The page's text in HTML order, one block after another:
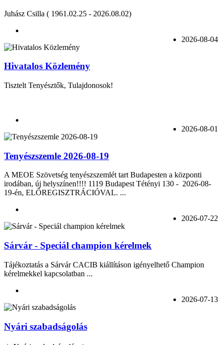
Juhász Csilla ( 1961.02.25 - 2026.08.02)
2026-08-04
Hivatalos Közlemény
Tisztelt Tenyésztők, Tulajdonosok!
2026-08-01
Tenyészszemle 2026-08-19
A MEOE Szövetség tenyészszemlét tart Budapesten a központi
irodában, új helyszínen!!!! 1119 Budapest Tétényi 130 - 2026-08-
19-én, ELŐREGISZTRÁCIÓVAL. ...
2026-07-22
Sárvár - Speciál champion kérelmek
Tájékoztatás a Sárvár CACIB kiállításon igényelhető Champion
kérelmekkel kapcsolatban ...
2026-07-13
Nyári szabadságolás